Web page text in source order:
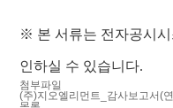
※ 본 서류는 전자공시
인하실 수 있습니다.
첨부파일
(주)지오엘리먼트_감사보고서(